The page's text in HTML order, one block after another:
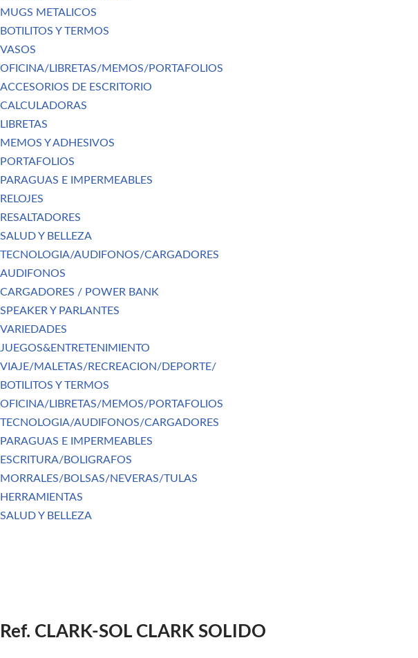
MUGS METALICOS
BOTILITOS Y TERMOS
VASOS
OFICINA/LIBRETAS/MEMOS/PORTAFOLIOS
ACCESORIOS DE ESCRITORIO
CALCULADORAS
LIBRETAS
MEMOS Y ADHESIVOS
PORTAFOLIOS
PARAGUAS E IMPERMEABLES
RELOJES
RESALTADORES
SALUD Y BELLEZA
TECNOLOGIA/AUDIFONOS/CARGADORES
AUDIFONOS
CARGADORES / POWER BANK
SPEAKER Y PARLANTES
VARIEDADES
JUEGOS&ENTRETENIMIENTO
VIAJE/MALETAS/RECREACION/DEPORTE/
BOTILITOS Y TERMOS
OFICINA/LIBRETAS/MEMOS/PORTAFOLIOS
TECNOLOGIA/AUDIFONOS/CARGADORES
PARAGUAS E IMPERMEABLES
ESCRITURA/BOLIGRAFOS
MORRALES/BOLSAS/NEVERAS/TULAS
HERRAMIENTAS
SALUD Y BELLEZA
Ref. CLARK-SOL CLARK SOLIDO